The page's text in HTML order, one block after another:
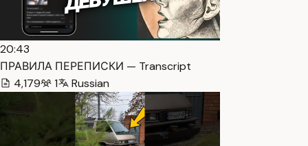
20:43
ПРАВИЛА ПЕРЕПИСКИ — Transcript
4,179
1 Russian